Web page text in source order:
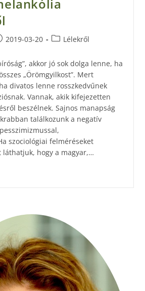
2019-03-20 Lélekről
akkor jó sok dolga lenne, ha
„Örömgyilkost”. Mert
divatos lenne rosszkedvűnek
Vannak, akik kifejezetten
beszélnek. Sajnos manapság
találkozunk a negatív
szociológiai felméréseket
láthatjuk, hogy a magyar,…